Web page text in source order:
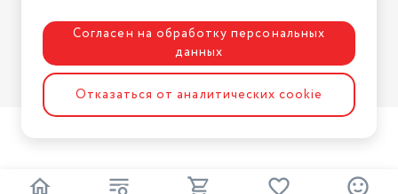
Разработка сайтаASTDESIGN
Согласен на обработку персональных
данных
Отказаться от аналитических cookie